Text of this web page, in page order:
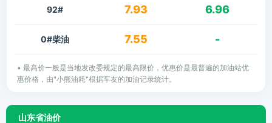
92# 7.93 6.96
0#柴油 7.55 -
• 最高价一般是当地发改委规定的最高限价，优惠价是最普遍的加油站优
惠价格，由"小熊油耗"根据车友的加油记录统计。
山东省油价